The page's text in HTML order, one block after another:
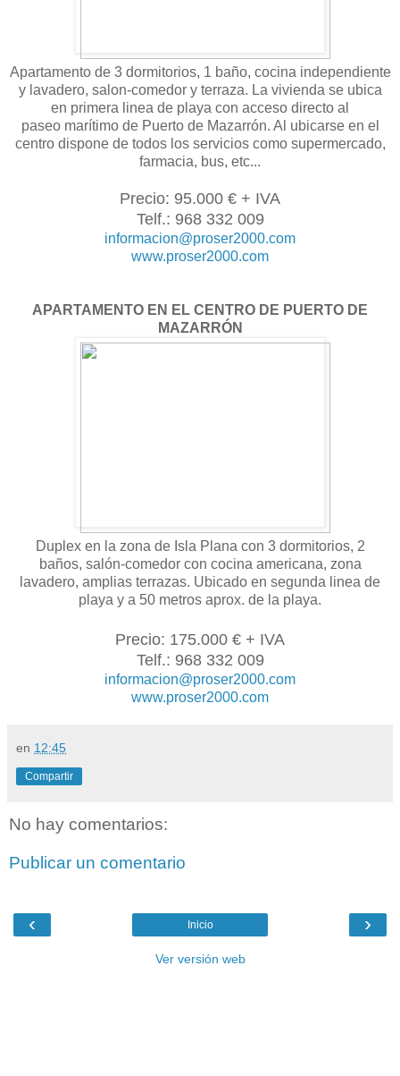
Apartamento de 3 dormitorios, 1 baño, cocina independiente
y lavadero, salon-comedor y terraza. La vivienda se ubica
en primera linea de playa con acceso directo al
paseo marítimode Puerto de Mazarrón. Al ubicarse en el
centro dispone de todos los servicios como supermercado,
farmacia, bus, etc...
Precio: 95.000 € + IVA
Telf.: 968 332 009
informacion@proser2000.com
www.proser2000.com
APARTAMENTO EN EL CENTRO DE PUERTO DE
MAZARRÓN
Duplex en la zona de Isla Plana con 3 dormitorios, 2
baños, salón-comedor con cocina americana, zona
lavadero, amplias terrazas. Ubicado en segunda linea de
playa y a 50 metros aprox. de la playa.
Precio: 175.000 € + IVA
Telf.: 968 332 009
informacion@proser2000.com
www.proser2000.com
en 12:45
Compartir
No hay comentarios:
Publicar un comentario
‹ ›
Inicio
Ver versión web